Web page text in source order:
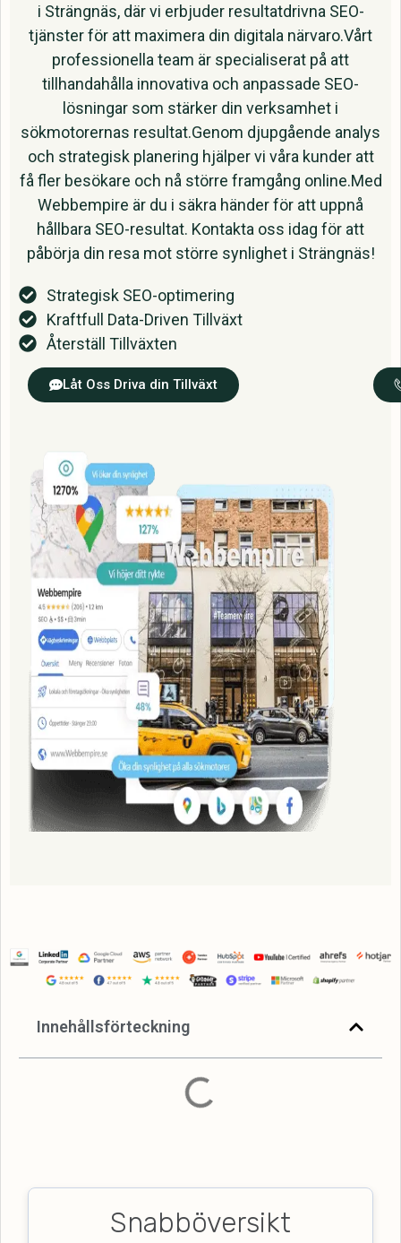
i Strängnäs, där vi erbjuder resultatdrivna SEO-
tjänster för att maximera din digitala närvaro.Vårt
professionella team är specialiserat på att
tillhandahålla innovativa och anpassade SEO-
lösningar som stärker din verksamhet i
sökmotorernas resultat.Genom djupgående analys
och strategisk planering hjälper vi våra kunder att
få fler besökare och nå större framgång online.Med
Webbempire är du i säkra händer för att uppnå
hållbara SEO-resultat. Kontakta oss idag för att
påbörja din resa mot större synlighet i Strängnäs!
Strategisk SEO-optimering
Kraftfull Data-Driven Tillväxt
Återställ Tillväxten
Låt Oss Driva din Tillväxt
Innehållsförteckning
Snabböversikt